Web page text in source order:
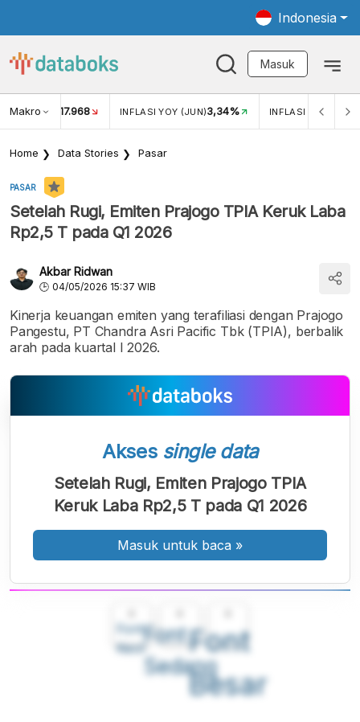
Indonesia
Masuk
Makro
USD/IDR 17.968 INFLASI YOY (JUN)3,34% INFLASI MOM
Home Data Stories Pasar
PASAR
Setelah Rugi, Emiten Prajogo TPIA Keruk Laba
Rp2,5 T pada Q1 2026
Akbar Ridwan
04/05/2026 15:37 WIB
Kinerja keuangan emiten yang terafiliasi dengan Prajogo
Pangestu, PT Chandra Asri Pacific Tbk (TPIA), berbalik
arah pada kuartal I 2026.
Font
Kecil
Font
Sedang
Font
Besar
Akses single data
Setelah Rugi, Emiten Prajogo TPIA
Keruk Laba Rp2,5 T pada Q1 2026
Masuk untuk baca »